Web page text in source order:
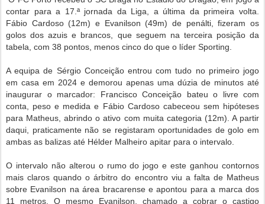
contar para a 17.ª jornada da Liga, a última da primeira volta.
Fábio Cardoso (12m) e Evanilson (49m) de penálti, fizeram os
golos dos azuis e brancos, que seguem na terceira posição da
tabela, com 38 pontos, menos cinco do que o líder Sporting.
A equipa de Sérgio Conceição entrou com tudo no primeiro jogo
em casa em 2024 e demorou apenas uma dúzia de minutos até
inaugurar o marcador: Francisco Conceição bateu o livre com
conta, peso e medida e Fábio Cardoso cabeceou sem hipóteses
para Matheus, abrindo o ativo com muita categoria (12m). A partir
daqui, praticamente não se registaram oportunidades de golo em
ambas as balizas até Hélder Malheiro apitar para o intervalo.
O intervalo não alterou o rumo do jogo e este ganhou contornos
mais claros quando o árbitro do encontro viu a falta de Matheus
sobre Evanilson na área bracarense e apontou para a marca dos
11 metros. O mesmo Evanilson, chamado a cobrar o castigo